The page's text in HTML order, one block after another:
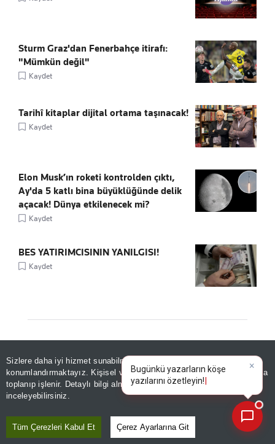
Sizlere daha iyi hizmet sunabilmek adına sitemizde
konumlandırmaktayız. Kişisel verileriniz, KVKK ve GDPR kapsamında
toplanıp işlenir. Detaylı bilgi almak içinAydınlatma Metnimizi
inceleyebilirsiniz.
Tüm Çerezleri Kabul Et Çerez Ayarlarına Git
Sturm Graz'dan Fenerbahçe itirafı:
"Mümkün değil"
Kaydet
Tarihî kitaplar dijital ortama taşınacak!
Kaydet
Elon Musk’ın roketi kontrolden çıktı,
Ay'da 5 katlı bina büyüklüğünde delik
açacak! Dünya etkilenecek mi?
Kaydet
BES YATIRIMCISININ YANILGISI!
Kaydet
ÖNE ÇIKANLAR
×
Bugünkü yazarların köşe
yazılarını özetleyi